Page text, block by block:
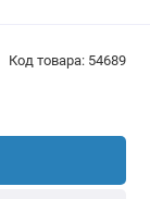
Код товара: 54689